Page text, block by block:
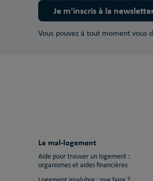
Je m'inscris à la
Vous pouvez à tout moment vous
Le mal-logement
Aide pour trouver un logement :
organismes et aides financières